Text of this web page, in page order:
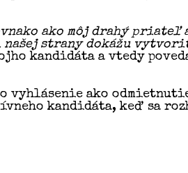
ako môj drahý priateľ
strany dokážu
kandidáta a vtedy
ako
kandidáta, keď sa